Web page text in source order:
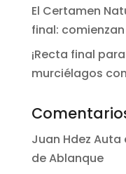
El Certamen
final:
¡Recta final
murciélagos
Juan Hdez Auta
de Ablanque